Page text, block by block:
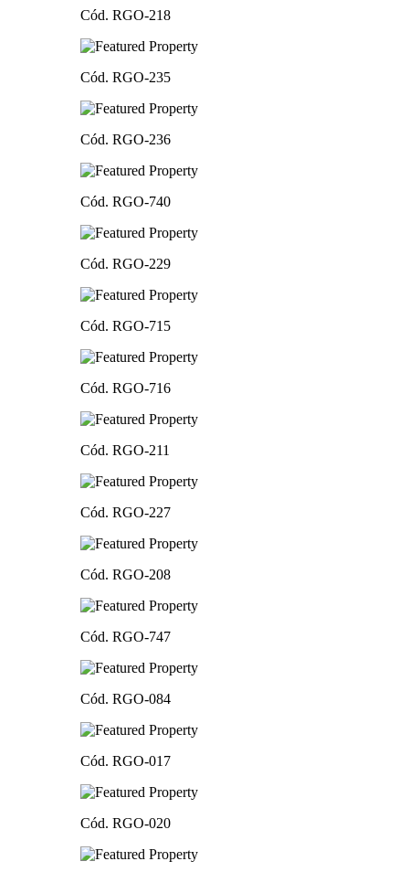
Cód. RGO-218
Cód. RGO-235
Cód. RGO-236
Cód. RGO-740
Cód. RGO-229
Cód. RGO-715
Cód. RGO-716
Cód. RGO-211
Cód. RGO-227
Cód. RGO-208
Cód. RGO-747
Cód. RGO-084
Cód. RGO-017
Cód. RGO-020